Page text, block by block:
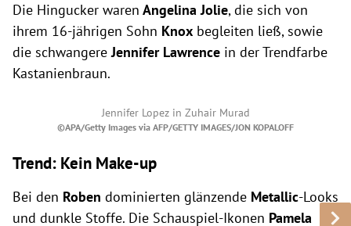
Die Hingucker waren Angelina Jolie, die sich von
ihrem 16-jährigen Sohn Knox begleiten ließ, sowie
die schwangereJennifer Lawrence in der Trendfarbe
Kastanienbraun.
Jennifer Lopez in Zuhair Murad
©APA/Getty Images via AFP/GETTY IMAGES/JON KOPALOFF
Trend: Kein Make-up
Bei den Roben dominierten glänzende Metallic-Looks
und dunkle Stoffe. Die Schauspiel-Ikonen Pamela